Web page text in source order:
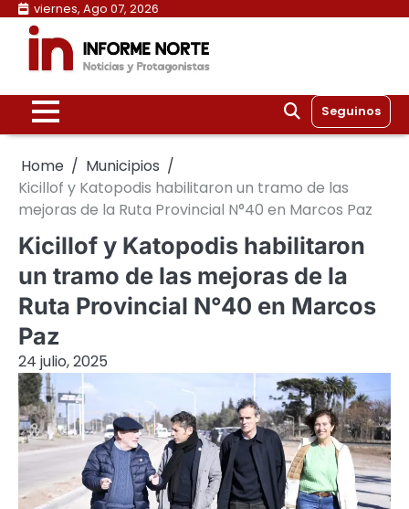
Skip
content
viernes, Ago 07, 2026
Seguinos
Home
Municipios
Kicillof y Katopodis habilitaron un tramo de las
mejoras de la Ruta Provincial N°40 en Marcos Paz
Kicillof y Katopodis habilitaron
un tramo de las mejoras de la
Ruta Provincial N°40 en Marcos
Paz
24 julio, 2025